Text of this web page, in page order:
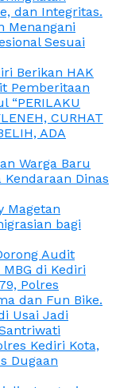
dan Integritas.
Menangani
Sesuai
Berikan HAK
Pemberitaan
“PERILAKU
CURHAT
ADA
Warga Baru
Kendaraan Dinas
Magetan
bagi
Audit
di Kediri
Polres
dan Fun Bike.
Usai Jadi
Kediri Kota,
Dugaan